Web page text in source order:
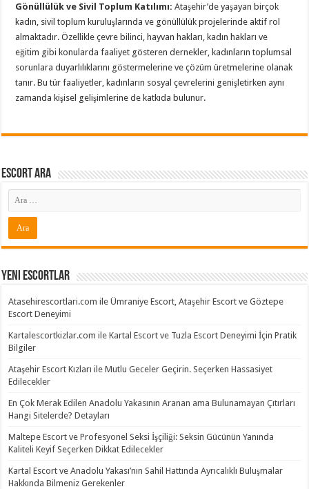
Gönüllülük ve Sivil Toplum Katılımı: Ataşehir’de yaşayan birçok
kadın, sivil toplum kuruluşlarında ve gönüllülük projelerinde aktif rol
almaktadır. Özellikle çevre bilinci, hayvan hakları, kadın hakları ve
eğitim gibi konularda faaliyet gösteren dernekler, kadınların toplumsal
sorunlara duyarlılıklarını göstermelerine ve çözüm üretmelerine olanak
tanır. Bu tür faaliyetler, kadınların sosyal çevrelerini genişletirken aynı
zamanda kişisel gelişimlerine de katkıda bulunur.
Escort ARA
Yeni Escortlar
Atasehirescortlari.com ile Ümraniye Escort, Ataşehir Escort ve Göztepe
Escort Deneyimi
Kartalescortkizlar.com ile Kartal Escort ve Tuzla Escort Deneyimi İçin Pratik
Bilgiler
Ataşehir Escort Kızları ile Mutlu Geceler Geçirin. Seçerken Hassasiyet
Edilecekler
En Çok Merak Edilen Anadolu Yakasının Aranan ama Bulunamayan Çıtırları
Hangi Sitelerde? Detayları
Maltepe Escort ve Profesyonel Seksi İşçiliği: Seksin Gücünün Yanında
Kaliteli Keyif Seçerken Dikkat Edilecekler
Kartal Escort ve Anadolu Yakası’nın Sahil Hattında Ayrıcalıklı Buluşmalar
Hakkında Bilmeniz Gerekenler